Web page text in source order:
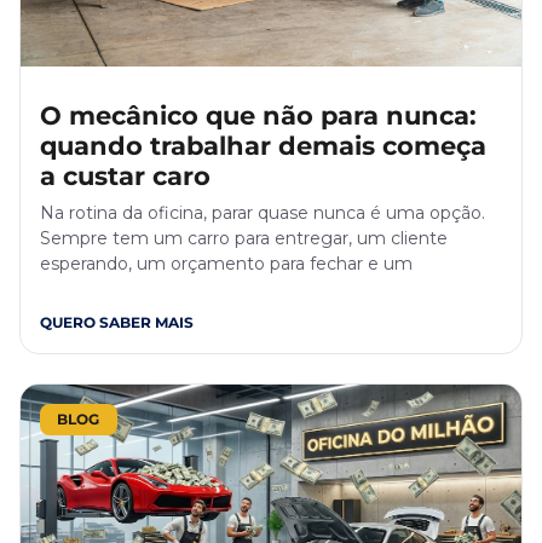
O mecânico que não para nunca:
quando trabalhar demais começa
a custar caro
Na rotina da oficina, parar quase nunca é uma opção.
Sempre tem um carro para entregar, um cliente
esperando, um orçamento para fechar e um
QUERO SABER MAIS
BLOG